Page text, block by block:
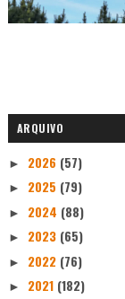
ARQUIVO
► 2026 (57)
► 2025 (79)
► 2024 (88)
► 2023 (65)
► 2022 (76)
► 2021 (182)